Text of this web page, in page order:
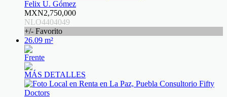
Felix U. Gómez
MXN2,750,000
NLO4404049
+/- Favorito
26.09 m²
Frente
MÁS DETALLES